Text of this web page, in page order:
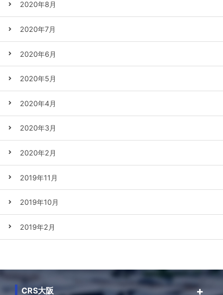
2020年8月
2020年7月
2020年6月
2020年5月
2020年4月
2020年3月
2020年2月
2019年11月
2019年10月
2019年2月
CRS大阪